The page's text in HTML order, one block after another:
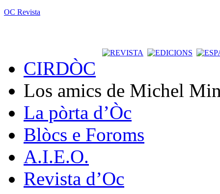
OC Revista
CIRDÒC
Los amics de Michel
La pòrta d’Òc
Blòcs e Foroms
A.I.E.O.
Revista d’Oc